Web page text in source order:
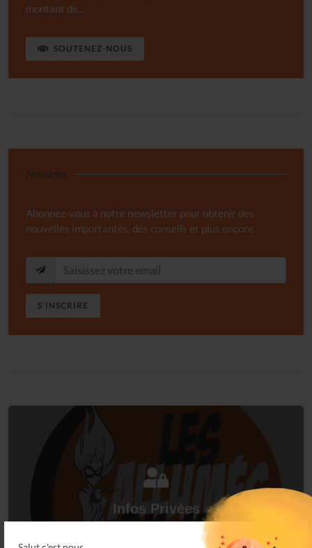
montant de...
SOUTENEZ-NOUS
Newsletter
Abonnez-vous à notre newsletter pour obtenir des
nouvelles importantes, des conseils et plus encore.
S'INSCRIRE
Infos Privées
Sur votre espace dédié.
Connectez-vous
Connexion